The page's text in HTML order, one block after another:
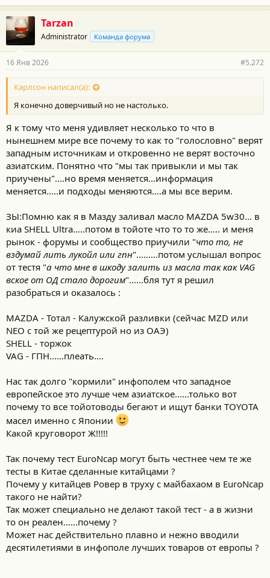
Tarzan
Administrator Команда форума
16 Янв 2026 #5.272
Карлсон написал(а):
Я конечно доверчивый но не настолько.
Я к тому что меня удивляет несколько то что в
нынешнем мире все почему то как то "голословно" верят
западным источникам и откровенно не верят восточно
азиатским. Понятно что "мы так привыкли и мы так
приучены"....но время меняется...информация
меняется.....и подходы меняются....а мы все верим.
ЗЫ:Помню как я в Мазду заливал масло MAZDA 5w30... в
киа SHELL Ultra.....потом в тойоте что то то же..... и меня
рынок - форумы и сообщество приучили "что то, не
вздумай лить лукойл или гпн".........потом услышал вопрос
от тестя "а что мне в шкоду залить из масла так как VAG
вское от ОД стало дорогим"......бля тут я решил
разобраться и оказалось :
MAZDA - Тотал - Калужской разливки (сейчас MZD или
NEO с той же рецептурой но из ОАЭ)
SHELL - торжок
VAG - ГПН......плеать....
Нас так долго "кормили" инфополем что западное
европейское это лучше чем азиатское......только вот
почему то все тойотоводы бегают и ищут банки TOYOTA
масел именно с Японии
Какой круговорот Ж!!!!!
Так почему тест EuroNcap могут быть честнее чем те же
тесты в Китае сделанные китайцами ?
Почему у китайцев Ровер в труху с майбахаом в EuroNcap
такого не найти?
Так может специально не делают такой тест - а в жизни
то он реален......почему ?
Может нас действительно плавно и нежно вводили
десятилетиями в инфополе лучших товаров от европы ?